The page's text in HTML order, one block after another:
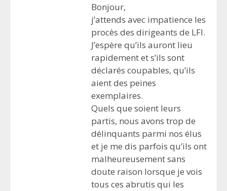
Bonjour,
j’attends avec impatience les
procès des dirigeants de LFI.
J’espère qu’ils auront lieu
rapidement et s’ils sont
déclarés coupables, qu’ils
aient des peines
exemplaires.
Quels que soient leurs
partis, nous avons trop de
délinquants parmi nos élus
et je me dis parfois qu’ils ont
malheureusement sans
doute raison lorsque je vois
tous ces abrutis qui les